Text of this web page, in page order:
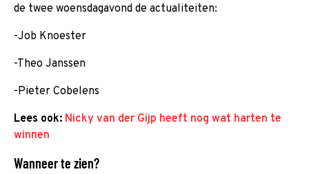
de twee woensdagavond de actualiteiten:
-Job Knoester
-Theo Janssen
-Pieter Cobelens
Lees ook: Nicky van der Gijp heeft nog wat harten te
winnen
Wanneer te zien?